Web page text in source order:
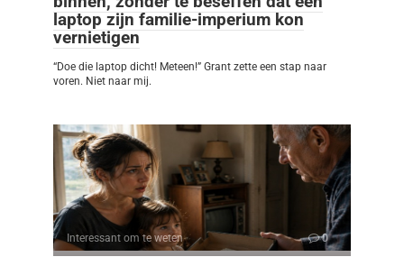
laptop zijn familie-imperium kon
vernietigen
“Doe die laptop dicht! Meteen!” Grant zette een stap naar
voren. Niet naar mij.
Interessant om te weten 0